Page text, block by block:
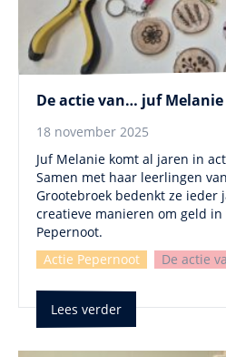
De actie van… juf Melanie
18 november 2025
Juf Melanie komt al jaren in
Samen met haar leerlingen
Grootebroek bedenkt ze ieder
creatieve manieren om geld
Pepernoot.
Actie Pepernoot
De actie
Lees verder